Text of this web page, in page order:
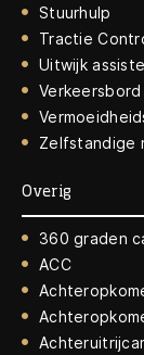
Stuurhulp
Tractie
Uitwijk
Zelfstandige
Overig
360 graden
ACC